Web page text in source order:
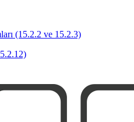
(15.2.2 ve 15.2.3)